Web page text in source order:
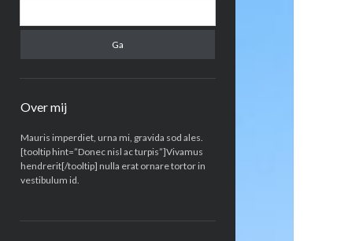
Over mij
Mauris imperdiet, urna mi, gravida sod ales.
[tooltip hint=”Donec nisl ac turpis”]Vivamus
hendrerit[/tooltip] nulla erat ornare tortor in
vestibulum id.